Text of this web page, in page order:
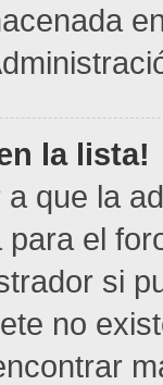
la lista!
que la
para el
si
no